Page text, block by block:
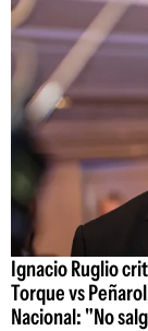
Ignacio Ruglio
Torque vs
Nacional: "No